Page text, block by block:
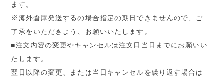
ます。
※海外倉庫発送するの場合指定の期日できませんので、ご
了承をいただきよう、お願いいたします。
■注文内容の変更やキャンセルは注文日当日までにお願いい
たします。
翌日以降の変更、または当日キャンセルを繰り返す場合は